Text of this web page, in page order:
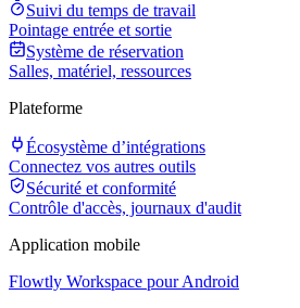
Suivi du temps de travail
Pointage entrée et sortie
Système de réservation
Salles, matériel, ressources
Plateforme
Écosystème d’intégrations
Connectez vos autres outils
Sécurité et conformité
Contrôle d'accès, journaux d'audit
Application mobile
Flowtly Workspace pour Android